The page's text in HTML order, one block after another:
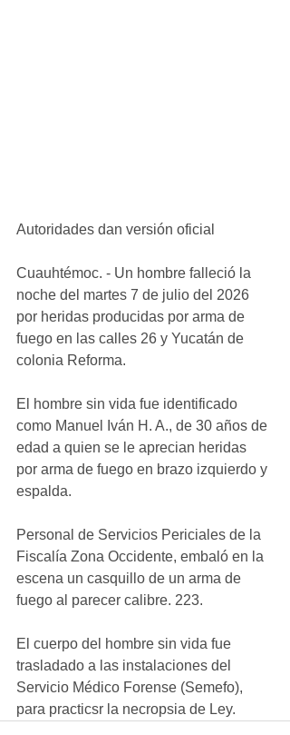
Autoridades dan versión oficial
Cuauhtémoc. - Un hombre falleció la
noche del martes 7 de julio del 2026
por heridas producidas por arma de
fuego en las calles 26 y Yucatán de
colonia Reforma.
El hombre sin vida fue identificado
como Manuel Iván H. A., de 30 años de
edad a quien se le aprecian heridas
por arma de fuego en brazo izquierdo y
espalda.
Personal de Servicios Periciales de la
Fiscalía Zona Occidente, embaló en la
escena un casquillo de un arma de
fuego al parecer calibre. 223.
El cuerpo del hombre sin vida fue
trasladado a las instalaciones del
Servicio Médico Forense (Semefo),
para practicsr la necropsia de Ley.